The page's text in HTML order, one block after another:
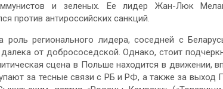
и зеленых. Ее лидер Жан-Люк
против антироссийских санкций.
роль регионального лидера, соседней с
от добрососедской. Однако, стоит
сцена в Польше находится в движении,
за тесные связи с РБ и РФ, а также за выход